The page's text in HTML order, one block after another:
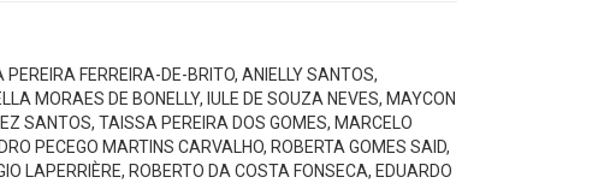
FERREIRA-DE-BRITO, ANIELLY SANTOS,
MORAES DE BONELLY, IULE DE SOUZA NEVES, MAYCON
SANTOS, TAISSA PEREIRA DOS GOMES, MARCELO
PECEGO MARTINS CARVALHO, ROBERTA GOMES SAID,
LAPERRIÈRE, ROBERTO DA COSTA FONSECA, EDUARDO